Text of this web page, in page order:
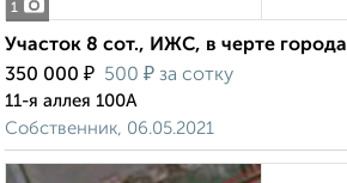
1
Участок 8 сот., ИЖС, в черте города
350 000 ₽ 500 ₽ за сотку
11-я аллея 100А
Собственник, 06.05.2021